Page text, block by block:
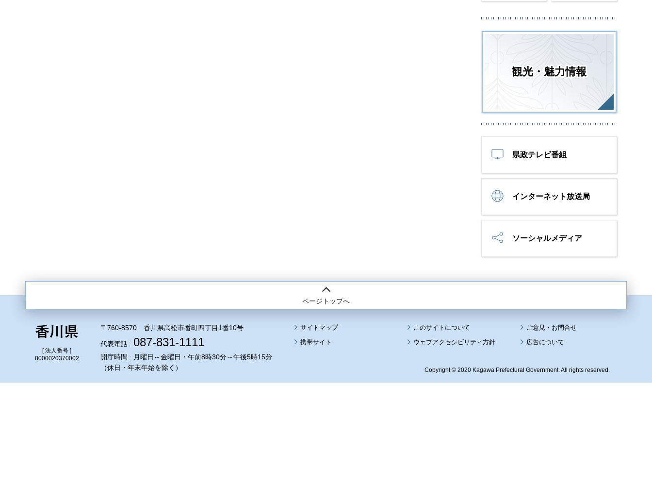
観光・魅力情報
県政テレビ番組
インターネット放送局
ソーシャルメディア
ページトップへ
[ 法人番号 ]
8000020370002
〒760-8570 香川県高松市番町四丁目1番10号
代表電話 : 087-831-1111
開庁時間 : 月曜日～金曜日・午前8時30分～午後5時15分
（休日・年末年始を除く）
サイトマップ
このサイトについて
携帯サイト
ウェブアクセシビリティ方針 広告について
Copyright © 2020 Kagawa Prefectural Government. All rights reserved.